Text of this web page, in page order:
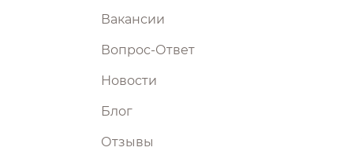
Вакансии
Вопрос-Ответ
Новости
Блог
Отзывы